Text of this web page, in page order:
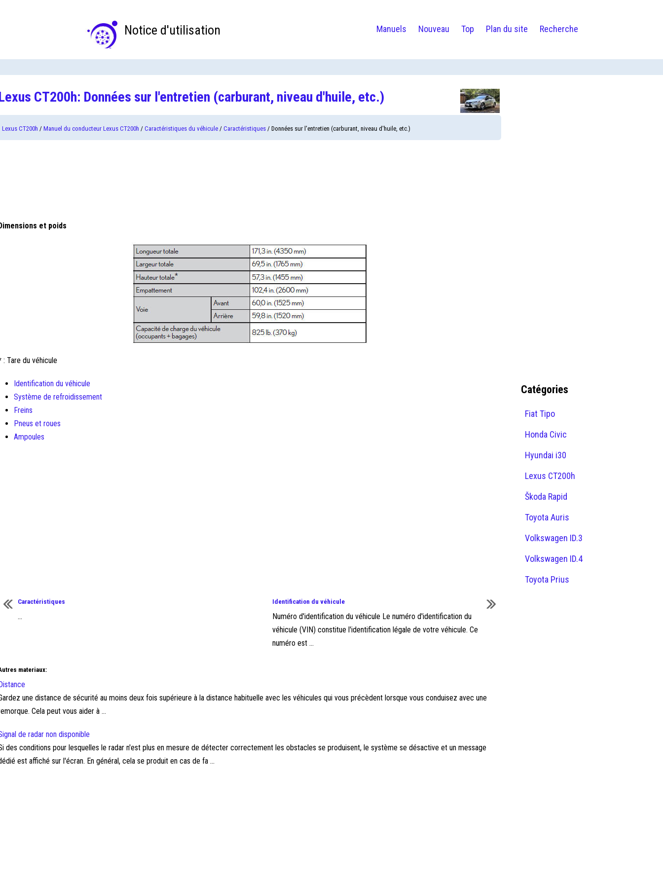
Notice d'utilisation Manuels Nouveau Top Plan du site Recherche
CT200h: Données sur l'entretien (carburant, niveau d'huile, etc.)
Lexus CT200h / Manuel du conducteur Lexus CT200h / Caractéristiques du véhicule / Caractéristiques / Données sur l'entretien (carburant, niveau d'huile, etc.)
et poids
: Tare du véhicule
Identification du véhicule
Système de refroidissement
Freins
Pneus et roues
Ampoules
Caractéristiques
...
Identification du véhicule
Numéro d'identification du véhicule Le numéro d'identification du
véhicule (VIN) constitue l'identification légale de votre véhicule. Ce
numéro est ...
materiaux:
une distance de sécurité au moins deux fois supérieure à la distance habituelle avec les véhicules qui vous précèdent lorsque vous conduisez avec une
Cela peut vous aider à ...
de radar non disponible
des conditions pour lesquelles le radar n'est plus en mesure de détecter correctement les obstacles se produisent, le système se désactive et un message
est affiché sur l'écran. En général, cela se produit en cas de fa ...
Catégories
Fiat Tipo
Honda Civic
Hyundai i30
Lexus CT200h
Škoda Rapid
Toyota Auris
Volkswagen ID.3
Volkswagen ID.4
Toyota Prius